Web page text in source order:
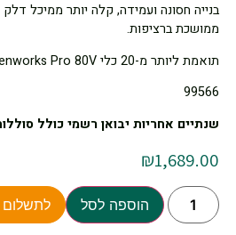
בנייה חסונה ועמידה, קלה יותר ממיכל
ממושכת ברציפות.
תואמת ליותר מ-20 כלי Greenworks Pro 80V ולמטען GCH8040.
99566
שנתיים אחריות יבואן רשמי כולל
₪1,689.00
הוספה לסל לתשלום